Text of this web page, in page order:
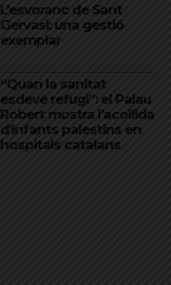
L’esvoranc de Sant
Gervasi: una gestió
exemplar
“Quan la sanitat
esdevé refugi”: el Palau
Robert mostra l’acollida
d’infants palestins en
hospitals catalans